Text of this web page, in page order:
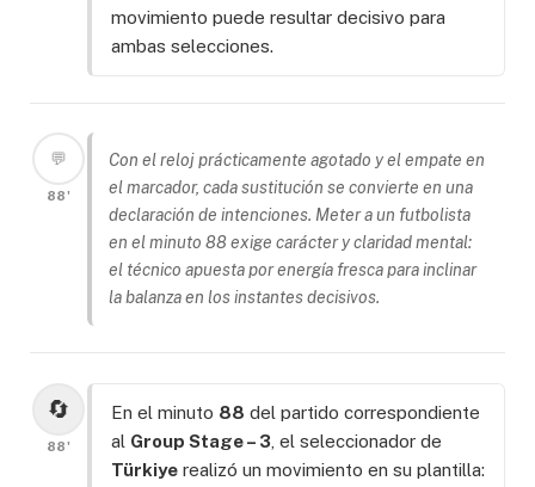
movimiento puede resultar decisivo para
ambas selecciones.
💬
88'
Con el reloj prácticamente agotado y el empate en
el marcador, cada sustitución se convierte en una
declaración de intenciones. Meter a un futbolista
en el minuto 88 exige carácter y claridad mental:
el técnico apuesta por energía fresca para inclinar
la balanza en los instantes decisivos.
🔄
88'
En el minuto 88 del partido correspondiente
al Group Stage – 3 , el seleccionador de
Türkiye realizó un movimiento en su plantilla: